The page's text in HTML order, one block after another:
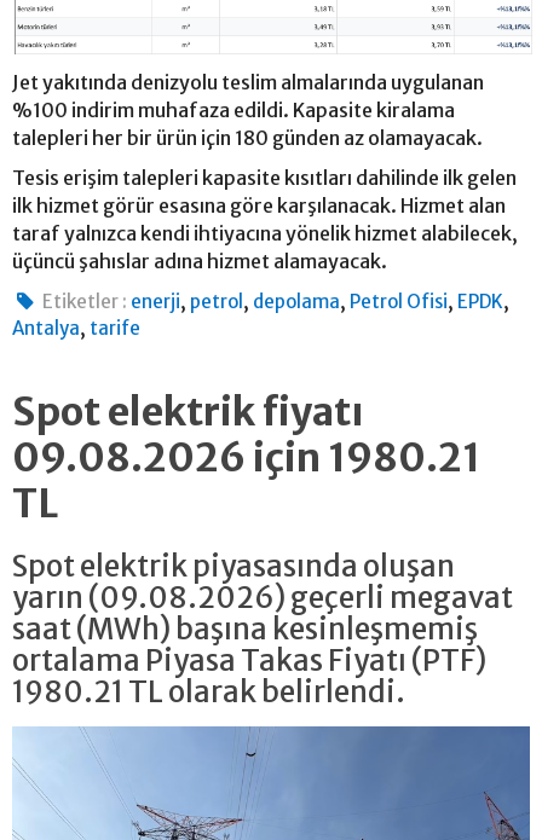
Jet yakıtında denizyolu teslim almalarında uygulanan
%100 indirim muhafaza edildi. Kapasite kiralama
talepleri her bir ürün için 180 günden az olamayacak.
Tesis erişim talepleri kapasite kısıtları dahilinde ilk gelen
ilk hizmet görür esasına göre karşılanacak. Hizmet alan
taraf yalnızca kendi ihtiyacına yönelik hizmet alabilecek,
üçüncü şahıslar adına hizmet alamayacak.
Etiketler : enerji, petrol , depolama, Petrol Ofisi, EPDK,
Antalya, tarife
Spot elektrik fiyatı
09.08.2026 için 1980.21
TL
Spot elektrik piyasasında oluşan
yarın (09.08.2026) geçerli megavat
saat (MWh) başına kesinleşmemiş
ortalama Piyasa Takas Fiyatı (PTF)
1980.21 TL olarak belirlendi.